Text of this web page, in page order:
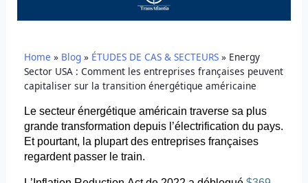
Home » Blog» ÉTUDES DE CAS & SECTEURS» Energy
Sector USA : Comment les entreprises françaises peuvent
capitaliser sur la transition énergétique américaine
Le secteur énergétique américain traverse sa plus
grande transformation depuis l’électrification du pays.
Et pourtant, la plupart des entreprises françaises
regardent passer le train.